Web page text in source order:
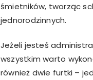
śmietników, tworząc
jednorodzinnych.
Jeżeli jesteś
wszystkim warto
również dwie furtki –